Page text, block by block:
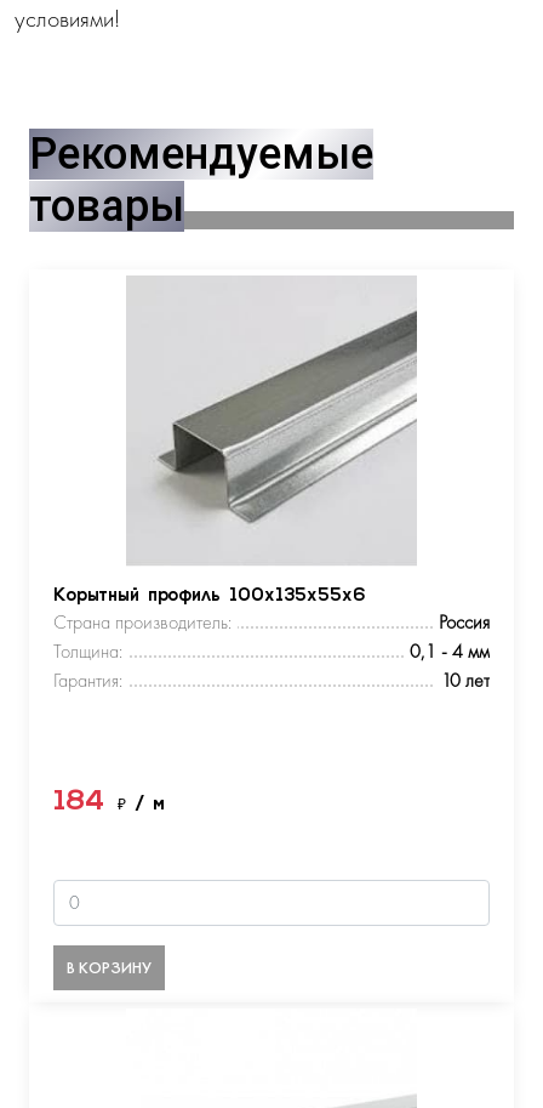
условиями!
Рекомендуемые
товары
Корытный профиль 100х135х55х6
Страна производитель:
Россия
Толщина:
0,1 - 4 мм
Гарантия:
10 лет
184 ₽ / м
В КОРЗИНУ